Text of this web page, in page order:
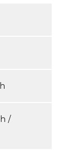
/